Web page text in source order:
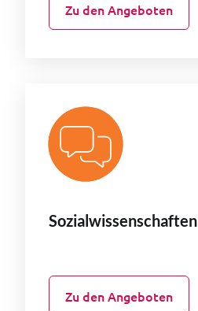
Zu den Angeboten
Sozialwissenschaften
Zu den Angeboten